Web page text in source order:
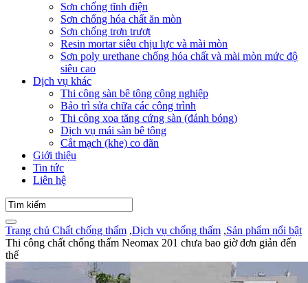
Sơn chống tĩnh điện
Sơn chống hóa chất ăn mòn
Sơn chống trơn trượt
Resin mortar siêu chịu lực và mài mòn
Sơn poly urethane chống hóa chất và mài mòn mức độ
siêu cao
Dịch vụ khác
Thi công sàn bê tông công nghiệp
Bảo trì sửa chữa các công trình
Thi công xoa tăng cứng sàn (đánh bóng)
Dịch vụ mái sàn bê tông
Cắt mạch (khe) co dãn
Giới thiệu
Tin tức
Liên hệ
Trang chủ Chất chống thấm ,Dịch vụ chống thấm ,Sản phẩm nổi bật
Thi công chất chống thấm Neomax 201 chưa bao giờ đơn giản đến
thế